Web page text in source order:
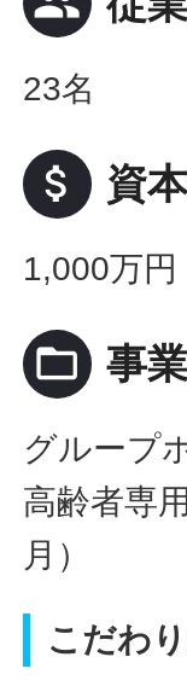
23名
attach_money 資
1,000万円
folder_open 事
グループ
高齢者専
月）
こだわ